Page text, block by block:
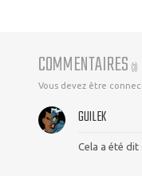
COMMENTAIRES (3)
Vous devez être
GUILEK
Cela a été dit